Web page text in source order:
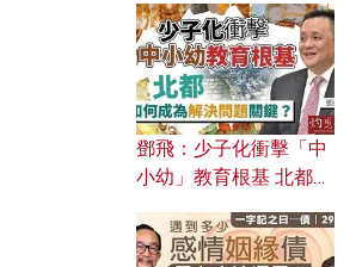
濟為何仍然低迷？
鄧飛：少子化衝擊「中
小幼」教育根基 北都如